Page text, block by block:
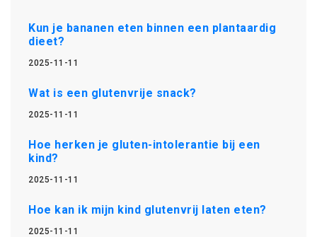
Kun je bananen eten binnen een plantaardig
dieet?
2025-11-11
Wat is een glutenvrije snack?
2025-11-11
Hoe herken je gluten-intolerantie bij een
kind?
2025-11-11
Hoe kan ik mijn kind glutenvrij laten eten?
2025-11-11